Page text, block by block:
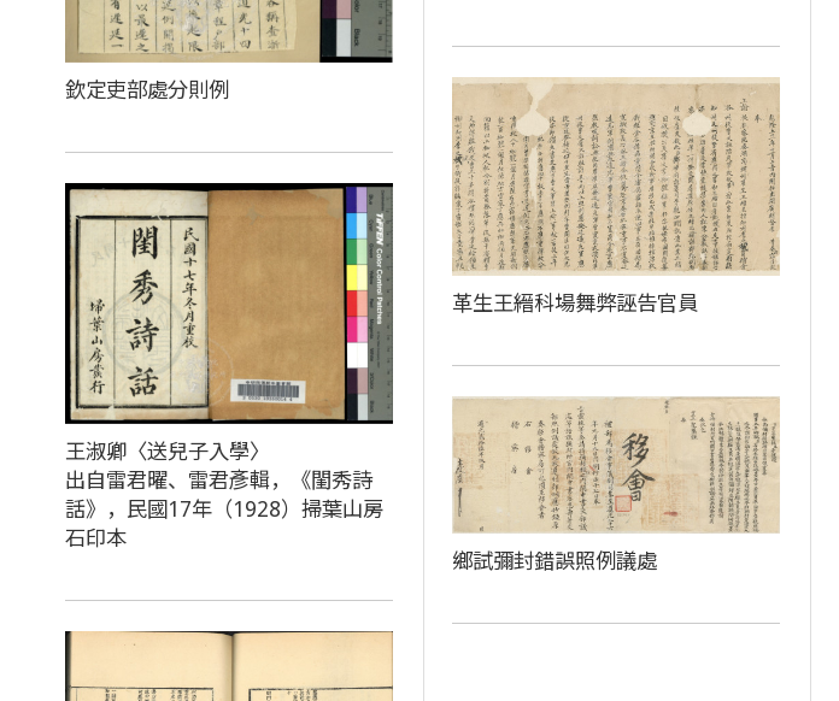
欽定吏部處分則例
革生王縉科場舞弊誣告官員
王淑卿〈送兒子入學〉
出自雷君曜、雷君彥輯，《閨秀詩
話》，民國17年（1928）掃葉山房
石印本
鄉試彌封錯誤照例議處